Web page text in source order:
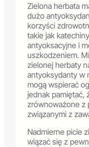
Zielona herbata
dużo
korzyści
takie jak
antyoksacyjne i
uszkodzeniem.
zielonej herbaty
antyoksydanty w
mogą wspierać
jednak pamiętać,
zrównoważone z
związanymi z
Nadmierne picie
wiązać się z